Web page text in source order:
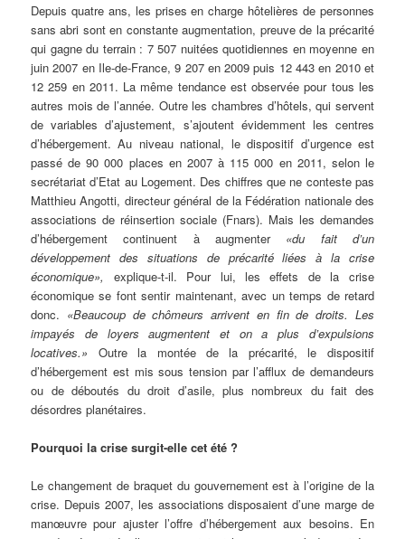
Depuis quatre ans, les prises en charge hôtelières de personnes
sans abri sont en constante augmentation, preuve de la précarité
qui gagne du terrain : 7 507 nuitées quotidiennes en moyenne en
juin 2007 en Ile-de-France, 9 207 en 2009 puis 12 443 en 2010 et
12 259 en 2011. La même tendance est observée pour tous les
autres mois de l’année. Outre les chambres d’hôtels, qui servent
de variables d’ajustement, s’ajoutent évidemment les centres
d’hébergement. Au niveau national, le dispositif d’urgence est
passé de 90 000 places en 2007 à 115 000 en 2011, selon le
secrétariat d’Etat au Logement. Des chiffres que ne conteste pas
Matthieu Angotti, directeur général de la Fédération nationale des
associations de réinsertion sociale (Fnars). Mais les demandes
d’hébergement continuent à augmenter«du fait d’un
développement des situations de précarité liées à la crise
économique»,
explique-t-il. Pour lui, les effets de la crise
économique se font sentir maintenant, avec un temps de retard
donc. «Beaucoup de chômeurs arrivent en fin de droits. Les
impayés de loyers augmentent et on a plus d’expulsions
locatives.» Outre la montée de la précarité, le dispositif
d’hébergement est mis sous tension par l’afflux de demandeurs
ou de déboutés du droit d’asile, plus nombreux du fait des
désordres planétaires.
Pourquoi la crise surgit-elle cet été ?
Le changement de braquet du gouvernement est à l’origine de la
crise. Depuis 2007, les associations disposaient d’une marge de
manœuvre pour ajuster l’offre d’hébergement aux besoins. En